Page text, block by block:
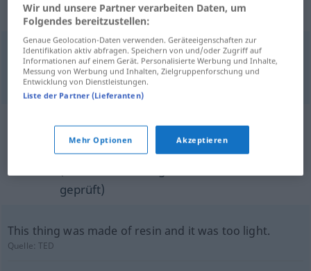
Beispielsätze für "Kunstharz"
aminoplastisches Kunstharz
aminoplasticsynthetic resin
Beispielsätze aus externen Quellen
für "Kunstharz"
geprüft)
This thing was made of resin and it was too light.
Quelle:TED
Wir und unsere Partner verarbeiten Daten, um
Folgendes bereitzustellen:
Genaue Geolocation-Daten verwenden. Geräteeigenschaften zur
Identifikation aktiv abfragen. Speichern von und/oder Zugriff auf
Informationen auf einem Gerät. Personalisierte Werbung und Inhalte,
Messung von Werbung und Inhalten, Zielgruppenforschung und
Entwicklung von Dienstleistungen.
Liste der Partner (Lieferanten)
Mehr Optionen Akzeptieren